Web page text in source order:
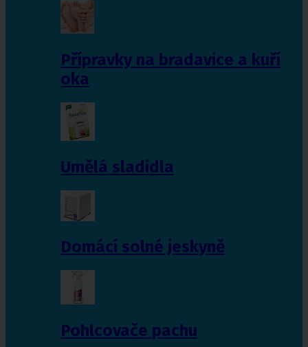
Přípravky na bradavice a kuří
oka
Umělá sladidla
Domácí solné jeskyně
Pohlcovače pachu